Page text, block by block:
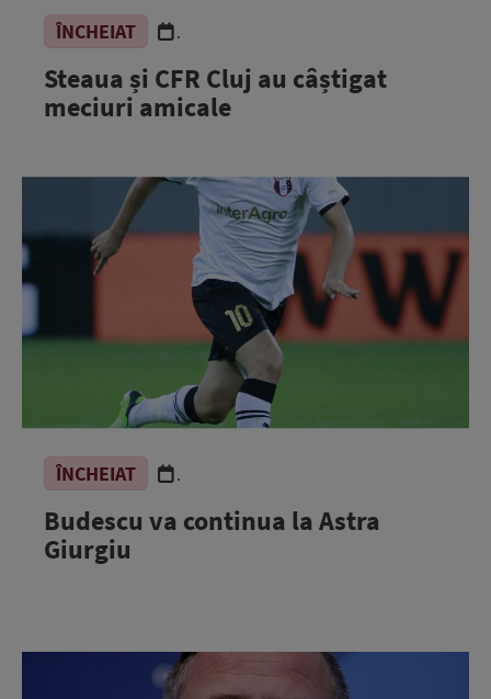
ÎNCHEIAT .
Steaua și CFR Cluj au câștigat
meciuri amicale
ÎNCHEIAT .
Budescu va continua la Astra
Giurgiu